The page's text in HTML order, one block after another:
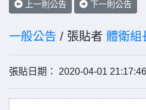
上一則公告 下一則公告
一般公告 / 張貼者 體衛組
張貼日期： 2020-04-01